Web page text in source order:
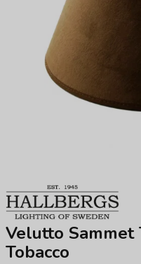
Velutto Sammet
Tobacco